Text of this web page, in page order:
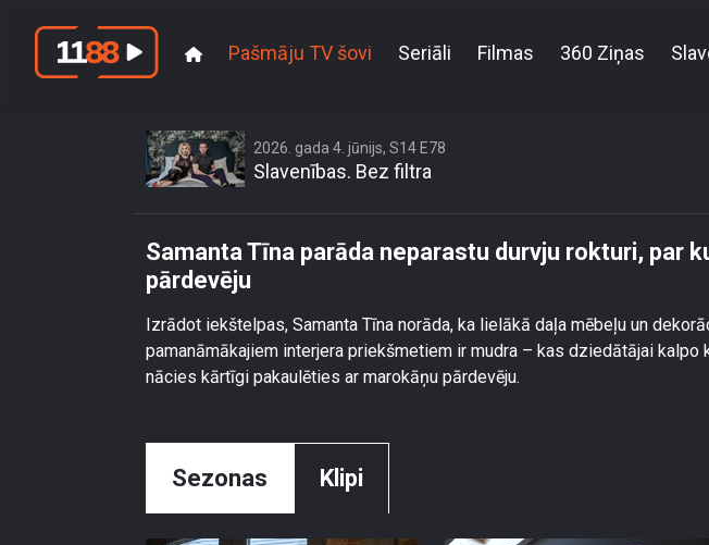
Pašmāju TV šovi Seriāli Filmas 360 Ziņas
2026. gada 4. jūnijs, S14 E78
Slavenības. Bez filtra
Samanta Tīna parāda neparastu durvju rokturi, par
pārdevēju
Izrādot iekštelpas, Samanta Tīna norāda, ka lielākā daļa mēbeļu un
pamanāmākajiem interjera priekšmetiem ir mudra – kas dziedātājai kalpo
nācies kārtīgi pakaulēties ar marokāņu pārdevēju.
Sezonas Klipi